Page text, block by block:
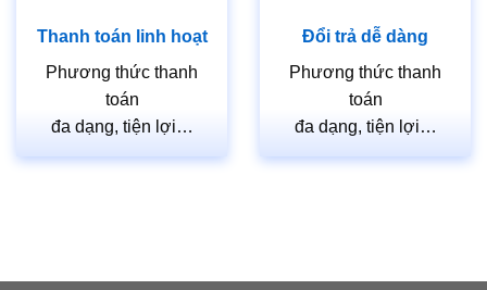
Thanh toán linh hoạt
Phương thức thanh
toán
đa dạng, tiện lợi…
Đổi trả dễ dàng
Phương thức thanh
toán
đa dạng, tiện lợi…